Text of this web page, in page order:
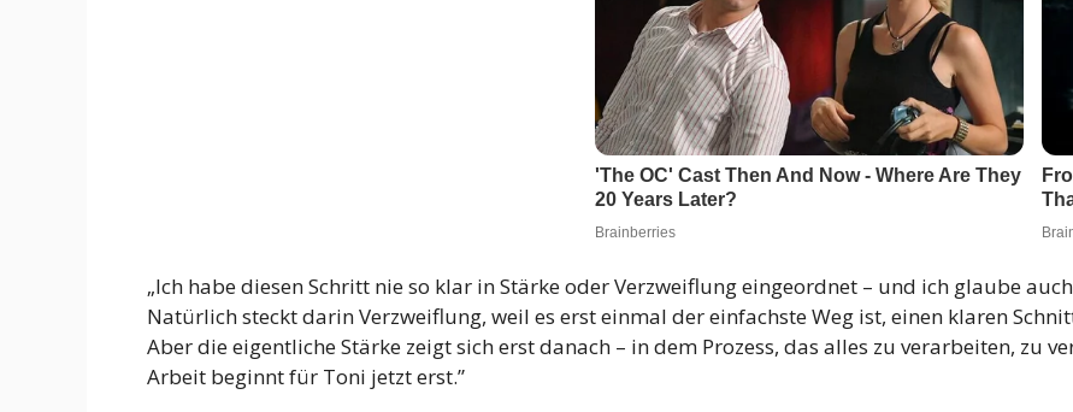
„Ich habe diesen Schritt nie so klar in Stärke oder Verzweiflung eingeordnet – und ich glaube
Natürlich steckt darin Verzweiflung, weil es erst einmal der einfachste Weg ist, einen klaren
Aber die eigentliche Stärke zeigt sich erst danach – in dem Prozess, das alles zu verarbeiten, zu
Arbeit beginnt für Toni jetzt erst.”